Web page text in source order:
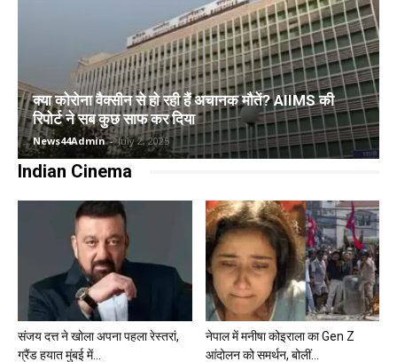
क्या कोरोना वैक्सीन से हो रही हैं अचानक मौतें? AIIMS की
रिपोर्ट ने सब कुछ साफ कर दिया
News44Admin - July 2, 2025
Indian Cinema
संजय दत्त ने खोला अपना पहला रेस्तरां,
ग्रैंड हयात मुंबई में...
नेपाल में मनीषा कोइराला का Gen Z
आंदोलन को समर्थन, बोलीं...